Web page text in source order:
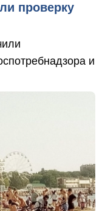
проверку
и